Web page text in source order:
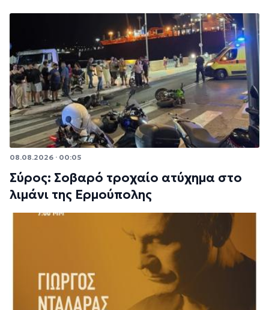
08.08.2026 · 00:05
Σύρος: Σοβαρό τροχαίο ατύχημα στο
λιμάνι της Ερμούπολης